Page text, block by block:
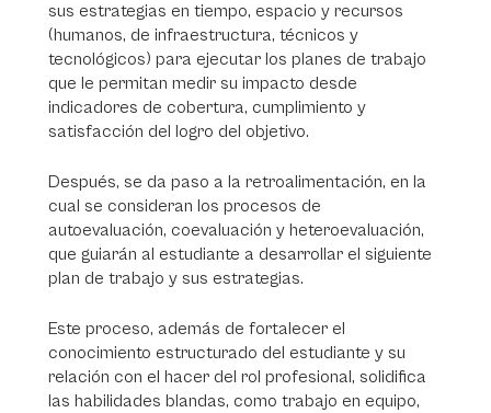
sus estrategias en tiempo, espacio y recursos
(humanos, de infraestructura, técnicos y
tecnológicos) para ejecutar los planes de trabajo
que le permitan medir su impacto desde
indicadores de cobertura, cumplimiento y
satisfacción del logro del objetivo.
Después, se da paso a la retroalimentación, en la
cual se consideran los procesos de
autoevaluación, coevaluación y heteroevaluación,
que guiarán al estudiante a desarrollar el siguiente
plan de trabajo y sus estrategias.
Este proceso, además de fortalecer el
conocimiento estructurado del estudiante y su
relación con el hacer del rol profesional, solidifica
las habilidades blandas, como trabajo en equipo,